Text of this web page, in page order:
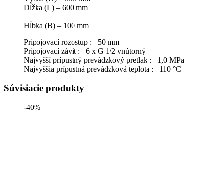
Dĺžka (L) – 600 mm
Hĺbka (B) – 100 mm
Pripojovací rozostup : 50 mm
Pripojovací závit : 6 x G 1/2 vnútorný
Najvyšší prípustný prevádzkový pretlak : 1,0 MPa
Najvyššia prípustná prevádzková teplota : 110 °C
Súvisiacie produkty
-40%